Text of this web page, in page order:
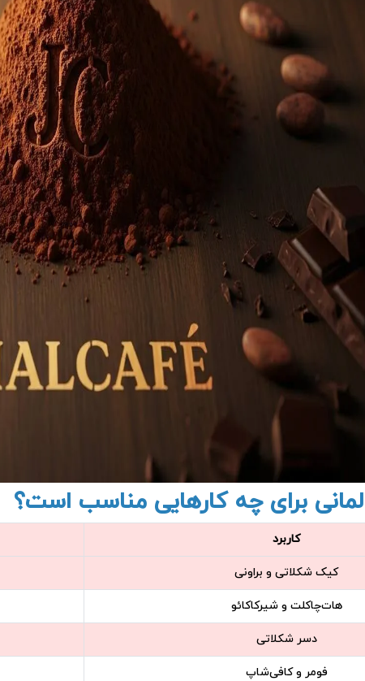
برای چه کارهایی مناسب است؟
کاربرد
کیک شکلاتی و براونی
هات‌چاکلت و شیرکاکائو
دسر شکلاتی
فومر و کافی‌شاپ